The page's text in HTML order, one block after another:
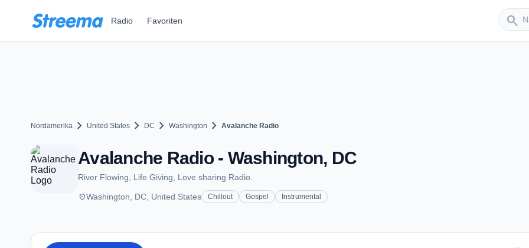
Radio Favoriten search
Nordamerika chevron_right United States chevron_right DC chevron_right Washington chevron_right Avalanche Radio
Avalanche Radio - Washington, DC
River Flowing, Life Giving, Love sharing Radio.
placeWashington, DC, United States Chillout Gospel Instrumental